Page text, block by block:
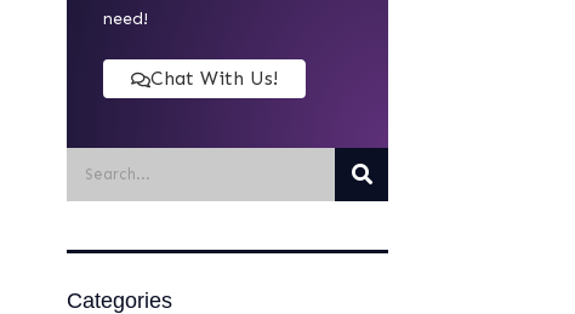
need!
Chat With Us!
Categories